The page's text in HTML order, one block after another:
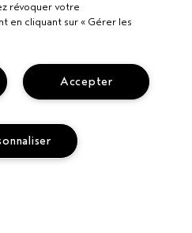
révoquer votre
en cliquant sur « Gérer les
Accepter